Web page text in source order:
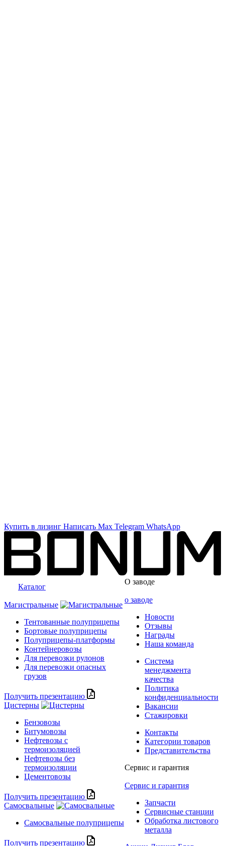
Купить в лизинг Написать Max Telegram WhatsApp
Каталог
Магистральные
Тентованные полуприцепы
Бортовые полуприцепы
Полуприцепы-платформы
Контейнеровозы
Для перевозки рулонов
Для перевозки опасных
грузов
Получить презентацию
Цистерны
Бензовозы
Битумовозы
Нефтевозы с
термоизоляцией
Нефтевозы без
термоизоляции
Цементовозы
Получить презентацию
Самосвальные
Самосвальные полуприцепы
Получить презентацию
О заводе
о заводе
Новости
Отзывы
Награды
Наша команда
Система
менеджмента
качества
Политика
конфиденциальности
Вакансии
Стажировки
Контакты
Категории товаров
Представительства
Сервис и гарантия
Сервис и гарантия
Запчасти
Сервисные станции
Обработка листового
металла